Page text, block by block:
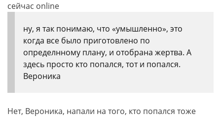
сейчас online
ну, я так понимаю, что «умышленно», это
когда все было приготовлено по
определнному плану, и отобрана жертва. А
здесь просто кто попался, тот и попался.
Вероника
Нет, Вероника, напали на того, кто попался тоже